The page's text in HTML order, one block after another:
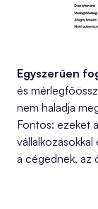
Egyszerűen
és
nem haladja
Fontos: ezeket
vállalkozásokkal
a cégednek, az